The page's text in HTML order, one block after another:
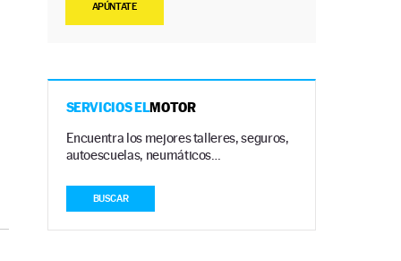
APÚNTATE
SERVICIOS ELMOTOR
Encuentra los mejores talleres, seguros,
autoescuelas, neumáticos…
BUSCAR